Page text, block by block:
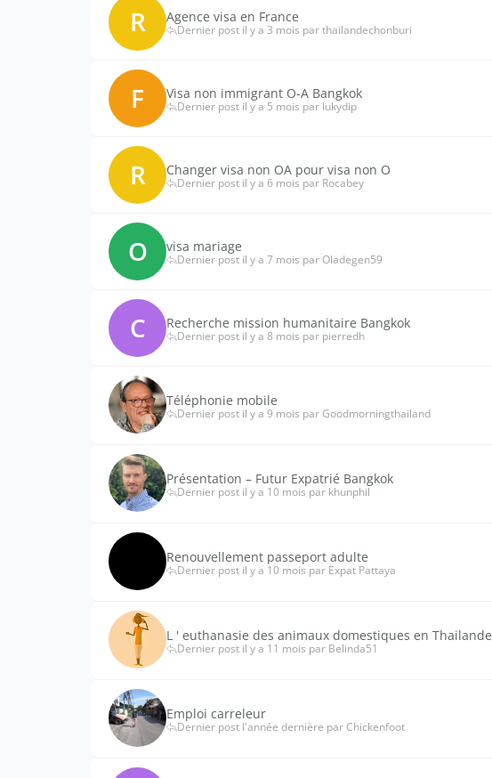
R Agence visa en France
Dernier post il y a 3 mois par thailandechonburi
F Visa non immigrant O-A Bangkok
Dernier post il y a 5 mois par lukydip
R Changer visa non OA pour visa non O
Dernier post il y a 6 mois par Rocabey
O visa mariage
Dernier post il y a 7 mois par Oladegen59
C Recherche mission humanitaire Bangkok
Dernier post il y a 8 mois par pierredh
Téléphonie mobile
Dernier post il y a 9 mois par Goodmorningthailand
Présentation – Futur Expatrié Bangkok
Dernier post il y a 10 mois par khunphil
Renouvellement passeport adulte
Dernier post il y a 10 mois par Expat Pattaya
L ' euthanasie des animaux domestiques en Thailande
Dernier post il y a 11 mois par Belinda51
Emploi carreleur
Dernier post l'année dernière par Chickenfoot